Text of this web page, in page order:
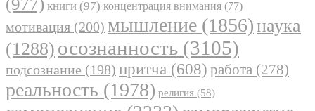
книги (97) концентрация внимания (77)
мотивация (200) мышление (1856)наука
(1288) осознанность (3105)
подсознание (198) притча (608) работа (278)
реальность (1978) религия (58)